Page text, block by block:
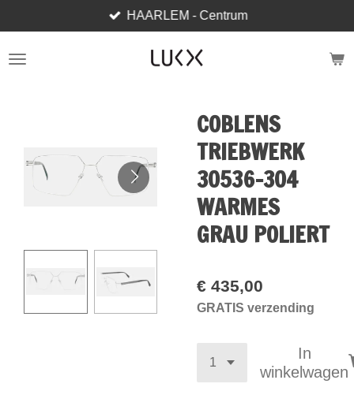
direct
naar
HAARLEM - Centrum
COBLENS
TRIEBWERK
30536-304
WARMES
GRAU POLIERT
€ 435,00
GRATIS verzending
In
winkelwagen